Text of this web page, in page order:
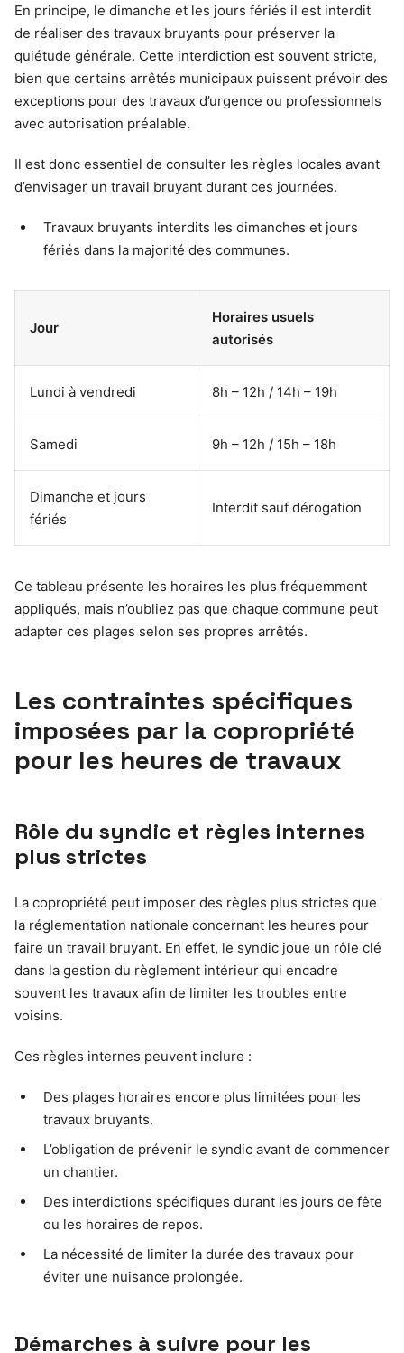
En principe, le dimanche et les jours fériés il est interdit
de réaliser des travaux bruyants pour préserver la
quiétude générale. Cette interdiction est souvent stricte,
bien que certains arrêtés municipaux puissent prévoir des
exceptions pour des travaux d’urgence ou professionnels
avec autorisation préalable.
Il est donc essentiel de consulter les règles locales avant
d’envisager un travail bruyant durant ces journées.
Travaux bruyants interdits les dimanches et jours
fériés dans la majorité des communes.
Jour
Horaires usuels
autorisés
Lundi à vendredi 8h – 12h / 14h – 19h
Samedi 9h – 12h / 15h – 18h
Dimanche et jours
fériés
Interdit sauf dérogation
Ce tableau présente les horaires les plus fréquemment
appliqués, mais n’oubliez pas que chaque commune peut
adapter ces plages selon ses propres arrêtés.
Les contraintes spécifiques
imposées par la copropriété
pour les heures de travaux
Rôle du syndic et règles internes
plus strictes
La copropriété peut imposer des règles plus strictes que
la réglementation nationale concernant les heures pour
faire un travail bruyant. En effet, le syndic joue un rôle clé
dans la gestion du règlement intérieur qui encadre
souvent les travaux afin de limiter les troubles entre
voisins.
Ces règles internes peuvent inclure :
Des plages horaires encore plus limitées pour les
travaux bruyants.
L’obligation de prévenir le syndic avant de commencer
un chantier.
Des interdictions spécifiques durant les jours de fête
ou les horaires de repos.
La nécessité de limiter la durée des travaux pour
éviter une nuisance prolongée.
Démarches à suivre pour les